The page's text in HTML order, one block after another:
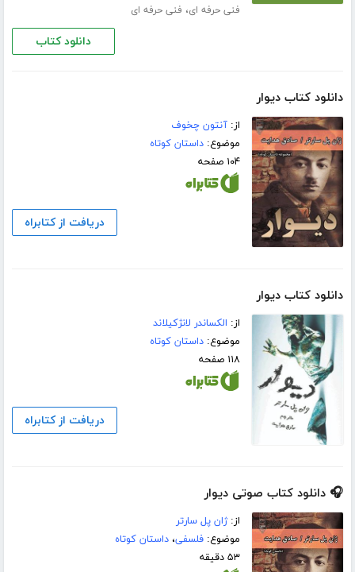
فنی حرفه ای، فنی حرفه ای
دانلود کتاب
دانلود کتاب دیوار
از:آنتون چخوف
موضوع:داستان کوتاه
۱۰۴ صفحه
دریافت از کتابراه
دانلود کتاب دیوار
از: الکساندر لانژکیلاند
موضوع:داستان کوتاه
۱۱۸ صفحه
دریافت از کتابراه
🎧 دانلود کتاب صوتی دیوار
از:ژان پل سارتر
موضوع:فلسفی،داستان کوتاه
۵۳ دقیقه